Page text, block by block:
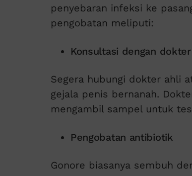
penyebaran infeksi ke
pengobatan meliputi:
Konsultasi dengan
Segera hubungi dokter ahli
gejala penis bernanah.
mengambil sampel untuk
Pengobatan antibiotik
Gonore biasanya sembuh